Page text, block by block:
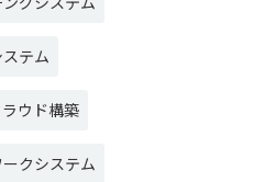
テム
ウド構築
クシステム